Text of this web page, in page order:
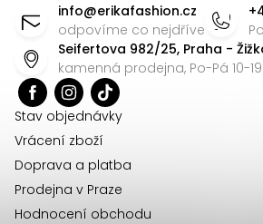
info@erikafashion.cz
odpovíme co nejdříve
Seifertova 982/25, Praha -
kamenná prodejna, Po-Pá 10-
Stav objednávky
Vrácení zboží
Doprava a platba
Prodejna v Praze
Hodnocení obchodu